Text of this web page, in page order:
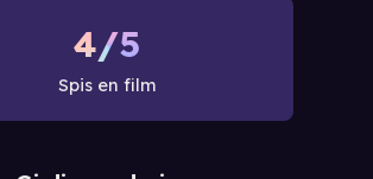
4/5
Spis en film